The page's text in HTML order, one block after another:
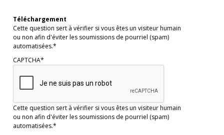
Téléchargement
Cette question sert à vérifier si vous êtes un visiteur humain
ou non afin d'éviter les soumissions de pourriel (spam)
automatisées.*
CAPTCHA*
Cette question sert à vérifier si vous êtes un visiteur humain
ou non afin d'éviter les soumissions de pourriel (spam)
automatisées.*